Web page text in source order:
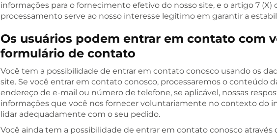
informações para o fornecimento efetivo do nosso site, e o artigo 7 (X)
processamento serve ao nosso interesse legítimo em garantir a
Os usuários podem entrar em contato com
formulário de contato
Você tem a possibilidade de entrar em contato conosco usando os
site. Se você entrar em contato conosco, processaremos o conteúdo
endereço de e-mail ou número de telefone, se aplicável, nossas
informações que você nos fornecer voluntariamente no contexto do
lidar adequadamente com o seu pedido.
Você ainda tem a possibilidade de entrar em contato conosco